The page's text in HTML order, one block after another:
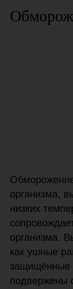
организма,
низких
организма.
как ушные
защищённые
подвержены